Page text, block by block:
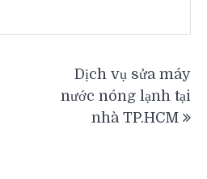
Dịch vụ sửa máy
nước nóng lạnh tại
nhà TP.HCM